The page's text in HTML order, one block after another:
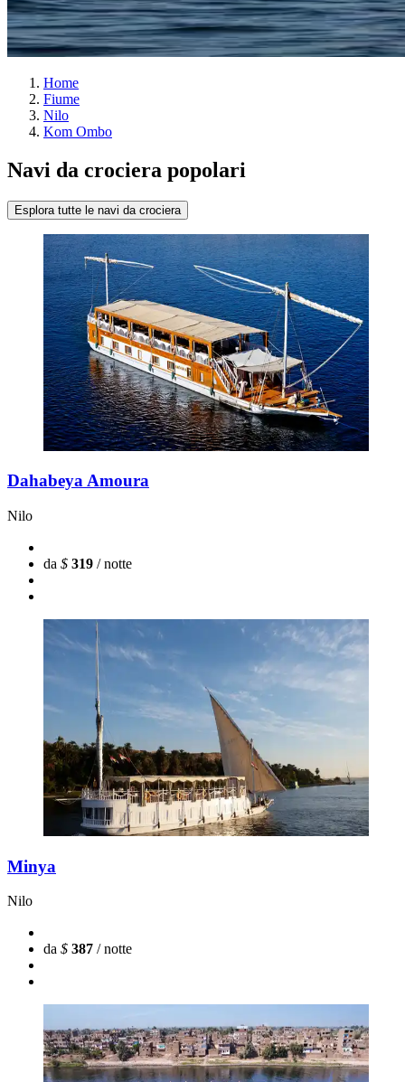
Home
Fiume
Nilo
Kom Ombo
Navi da crociera popolari
Esplora tutte le navi da crociera
Dahabeya Amoura
Nilo
da $ 319 / notte
Minya
Nilo
da $ 387 / notte